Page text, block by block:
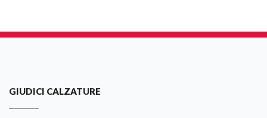
GIUDICI CALZATURE